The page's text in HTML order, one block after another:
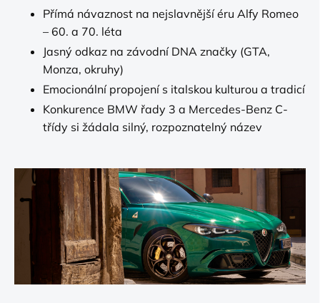
Přímá návaznost na nejslavnější éru Alfy Romeo
– 60. a 70. léta
Jasný odkaz na závodní DNA značky (GTA,
Monza, okruhy)
Emocionální propojení s italskou kulturou a tradicí
Konkurence BMW řady 3 a Mercedes-Benz C-
třídy si žádala silný, rozpoznatelný název